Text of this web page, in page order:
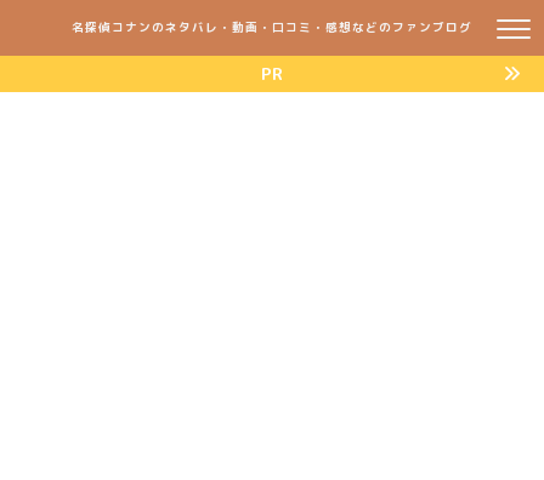
名探偵コナンのネタバレ・動画・口コミ・感想などのファンブログ
PR